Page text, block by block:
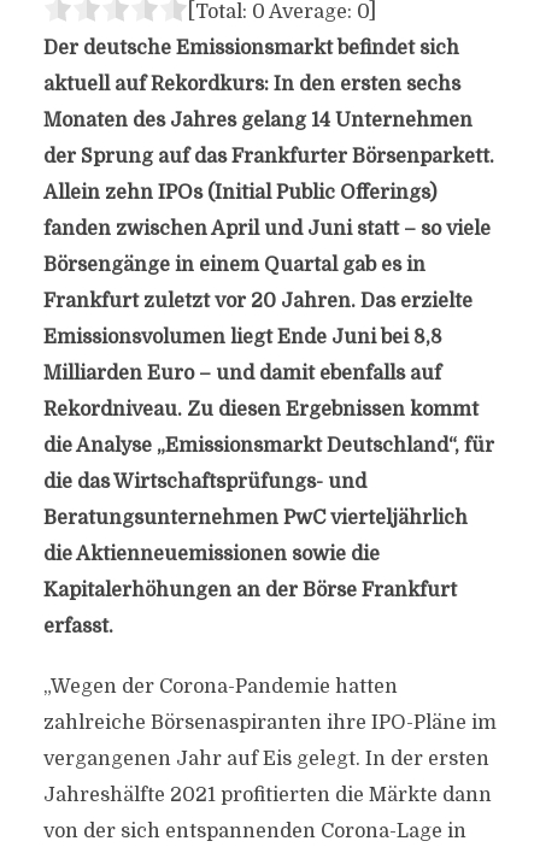
[Total: 0 Average: 0]
Der deutsche Emissionsmarkt befindet sich
aktuell auf Rekordkurs: In den ersten sechs
Monaten des Jahres gelang 14 Unternehmen
der Sprung auf das Frankfurter Börsenparkett.
Allein zehn IPOs (Initial Public Offerings)
fanden zwischen April und Juni statt – so viele
Börsengänge in einem Quartal gab es in
Frankfurt zuletzt vor 20 Jahren. Das erzielte
Emissionsvolumen liegt Ende Juni bei 8,8
Milliarden Euro – und damit ebenfalls auf
Rekordniveau. Zu diesen Ergebnissen kommt
die Analyse „Emissionsmarkt Deutschland“, für
die das Wirtschaftsprüfungs- und
Beratungsunternehmen PwC vierteljährlich
die Aktienneuemissionen sowie die
Kapitalerhöhungen an der Börse Frankfurt
erfasst.
„Wegen der Corona-Pandemie hatten
zahlreiche Börsenaspiranten ihre IPO-Pläne im
vergangenen Jahr auf Eis gelegt. In der ersten
Jahreshälfte 2021 profitierten die Märkte dann
von der sich entspannenden Corona-Lage in